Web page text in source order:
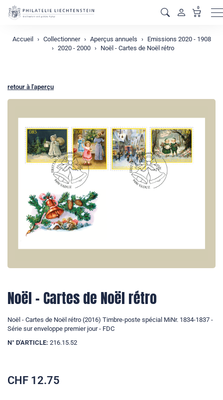
0
Accueil Collectionner Aperçus annuels
Emissions 2020 - 1908
2020 - 2000
Noël - Cartes de Noël rétro
retour à l'aperçu
Noël - Cartes de Noël rétro
Noël - Cartes de Noël rétro (2016) Timbre-poste spécial MiNr. 1834-1837 -
Série sur enveloppe premier jour - FDC
N° D'ARTICLE: 216.15.52
CHF 12.75